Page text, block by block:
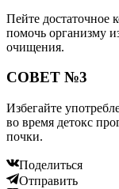
Пейте достаточное
помочь организму
очищения.
СОВЕТ №3
Избегайте
во время детокс
почки.
Поделиться
Отправить